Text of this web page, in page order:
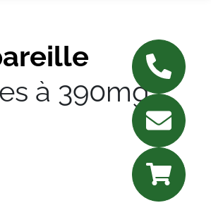
à 390mg